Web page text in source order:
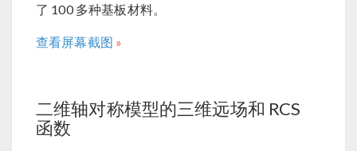
了 100 多种基板材料。
查看屏幕截图
二维轴对称模型的三维远场和 RCS
函数